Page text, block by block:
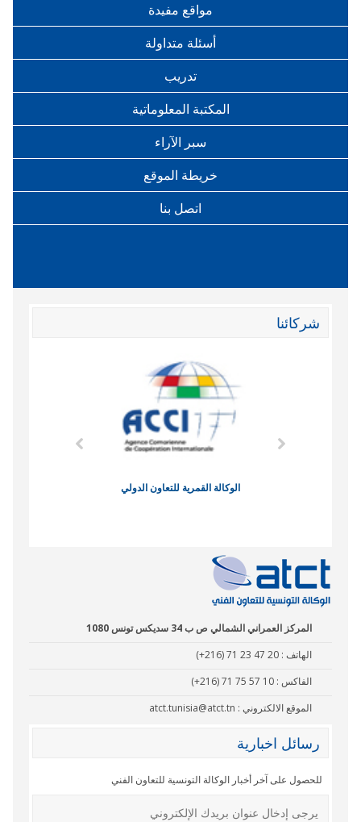
مواقع مفيدة
أسئلة متداولة
تدريب
المكتبة المعلوماتية
سبر الآراء
خريطة الموقع
اتصل بنا
شركائنا
الوكالة القمرية للتعاون الدولي
المركز العمراني الشمالي ص ب 34 سديكس تونس 1080
الهاتف : (+216) 71 23 47 20
الفاكس : (+216) 71 75 57 10
الموقع الالكتروني : atct.tunisia@atct.tn
رسائل اخبارية
للحصول على آخر أخبار الوكالة التونسية للتعاون الفني